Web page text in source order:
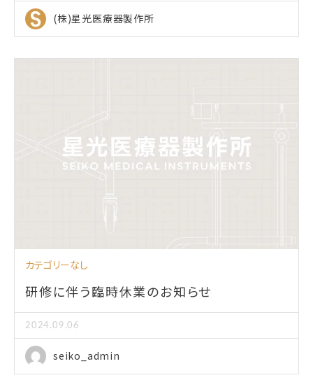
(株)星光医療器製作所
カテゴリーなし
研修に伴う臨時休業のお知らせ
2024.09.06
seiko_admin